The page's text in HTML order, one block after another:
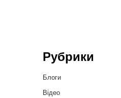
Рубрики
Блоги
Відео